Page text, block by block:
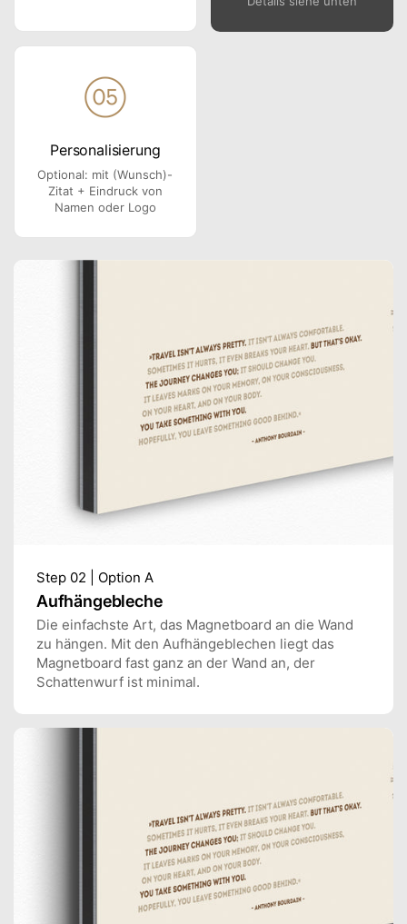
Personalisierung
Optional: mit (Wunsch)-
Zitat + Eindruck von
Namen oder Logo
Step 02 | Option A
Aufhängebleche
Die einfachste Art, das Magnetboard an die Wand
zu hängen. Mit den Aufhängeblechen liegt das
Magnetboard fast ganz an der Wand an, der
Schattenwurf ist minimal.